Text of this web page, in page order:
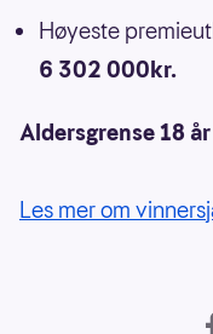
Høyeste
6 302 000kr.
Aldersgrense 18 år
Les mer om